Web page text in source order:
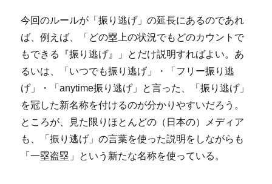
今回のルールが「振り逃げ」の延長にあるのであれ
ば、例えば、「どの塁上の状況でもどのカウントで
もできる『振り逃げ』」とだけ説明すればよい。あ
るいは、「いつでも振り逃げ」・「フリー振り逃
げ」・「anytime振り逃げ」と言った、「振り逃げ」
を冠した新名称を付けるのが分かりやすいだろう。
ところが、見た限りほとんどの（日本の）メディア
も、「振り逃げ」の言葉を使った説明をしながらも
「一塁盗塁」という新たな名称を使っている。